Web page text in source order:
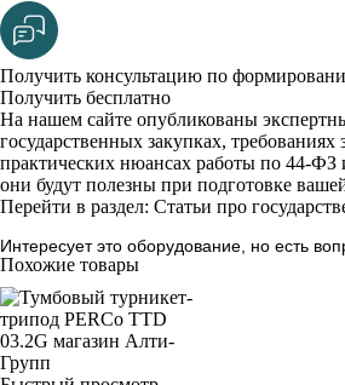
Получить консультацию по
Получить бесплатно
На нашем сайте опубликованы
государственных закупках, требованиях
практических нюансах работы по 44-
они будут полезны при подготовке
Перейти в раздел: Статьи про
Интересует это оборудование, но есть
Похожие товары